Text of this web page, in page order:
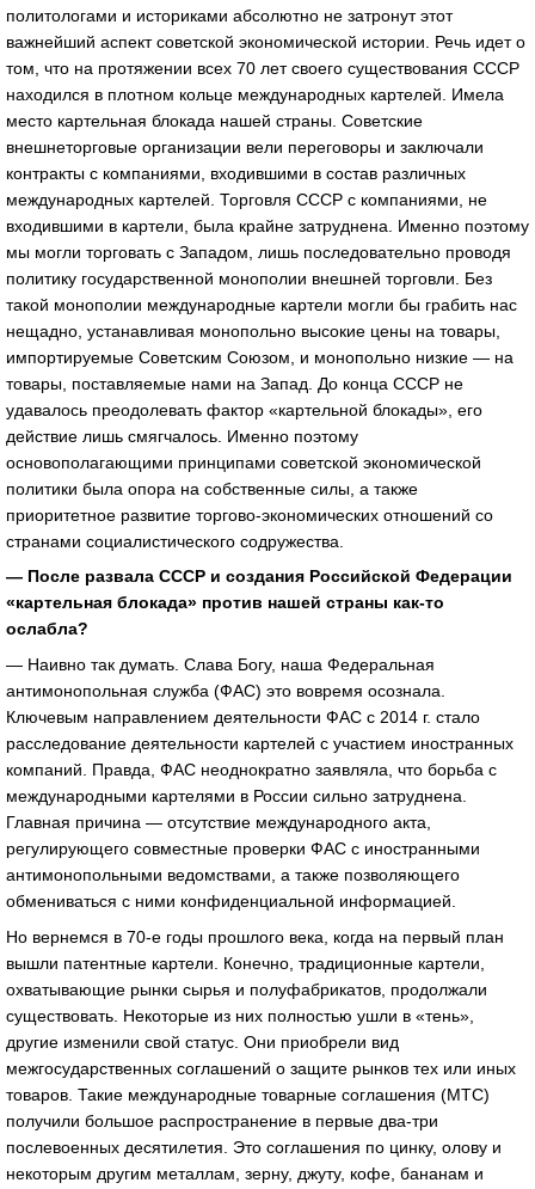
политологами и историками абсолютно не затронут этот
важнейший аспект советской экономической истории. Речь идет о
том, что на протяжении всех 70 лет своего существования СССР
находился в плотном кольце международных картелей. Имела
место картельная блокада нашей страны. Советские
внешнеторговые организации вели переговоры и заключали
контракты с компаниями, входившими в состав различных
международных картелей. Торговля СССР с компаниями, не
входившими в картели, была крайне затруднена. Именно поэтому
мы могли торговать с Западом, лишь последовательно проводя
политику государственной монополии внешней торговли. Без
такой монополии международные картели могли бы грабить нас
нещадно, устанавливая монопольно высокие цены на товары,
импортируемые Советским Союзом, и монопольно низкие — на
товары, поставляемые нами на Запад. До конца СССР не
удавалось преодолевать фактор «картельной блокады», его
действие лишь смягчалось. Именно поэтому
основополагающими принципами советской экономической
политики была опора на собственные силы, а также
приоритетное развитие торгово-экономических отношений со
странами социалистического содружества.
— После развала СССР и создания Российской Федерации
«картельная блокада» против нашей страны как-то
ослабла?
— Наивно так думать. Слава Богу, наша Федеральная
антимонопольная служба (ФАС) это вовремя осознала.
Ключевым направлением деятельности ФАС с 2014 г. стало
расследование деятельности картелей с участием иностранных
компаний. Правда, ФАС неоднократно заявляла, что борьба с
международными картелями в России сильно затруднена.
Главная причина — отсутствие международного акта,
регулирующего совместные проверки ФАС с иностранными
антимонопольными ведомствами, а также позволяющего
обмениваться с ними конфиденциальной информацией.
Но вернемся в 70-е годы прошлого века, когда на первый план
вышли патентные картели. Конечно, традиционные картели,
охватывающие рынки сырья и полуфабрикатов, продолжали
существовать. Некоторые из них полностью ушли в «тень»,
другие изменили свой статус. Они приобрели вид
межгосударственных соглашений о защите рынков тех или иных
товаров. Такие международные товарные соглашения (МТС)
получили большое распространение в первые два-три
послевоенных десятилетия. Это соглашения по цинку, олову и
некоторым другим металлам, зерну, джуту, кофе, бананам и